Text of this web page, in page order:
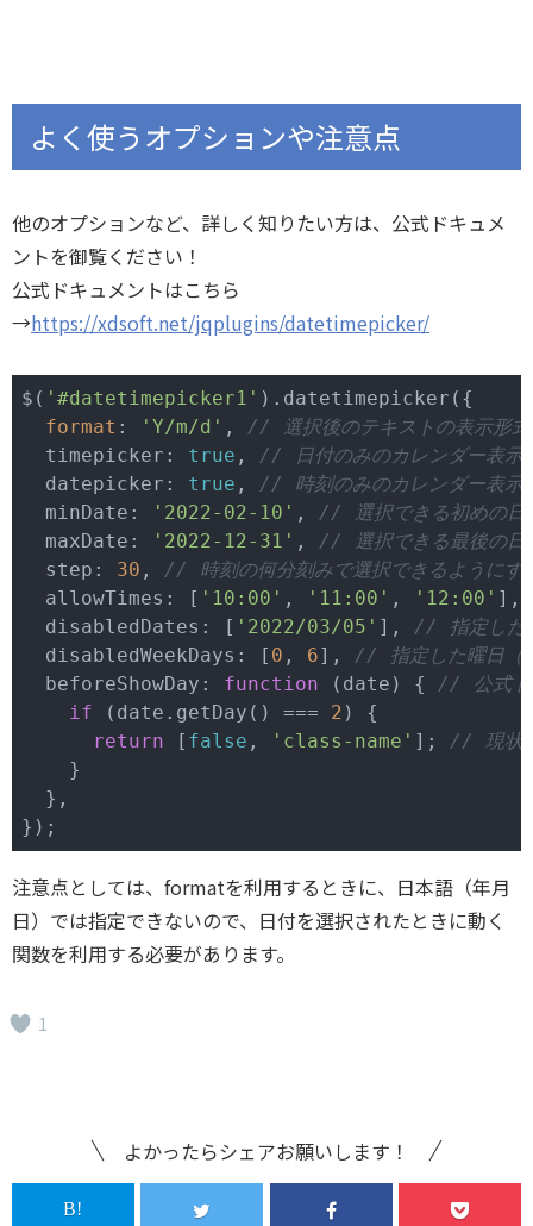
よく使うオプションや注意点
他のオプションなど、詳しく知りたい方は、公式ドキュメ
ントを御覧ください！
公式ドキュメントはこちら
→https://xdsoft.net/jqplugins/datetimepicker/
$( '#datetimepicker1' ).datetimepicker({
format : 'Y/m/d' , // 選択後のテキストの表示形
  timepicker:
true , // 日付のみのカレンダー表示
  datepicker:
true , // 時刻のみのカレンダー表示
  minDate:
'2022-02-10' , // 選択できる初めの日
  maxDate:
'2022-12-31' , // 選択できる最後の日
  step:
30 , // 時刻の何分刻みで選択できるようにす
  allowTimes: [
'10:00' , '11:00' , '12:00' ],
  disabledDates: [
'2022/03/05' ], // 指定した
  disabledWeekDays: [
0 , 6], // 指定した曜日（
  beforeShowDay:
function ( date ) { // 公式ド
if (date.getDay() === 2 ) {
return [ false , 'class-name' ]; // 現状だ
    }
  },
注意点としては、formatを利用するときに、日本語（年月
日）では指定できないので、日付を選択されたときに動く
関数を利用する必要があります。
1
よかったらシェアお願いします！